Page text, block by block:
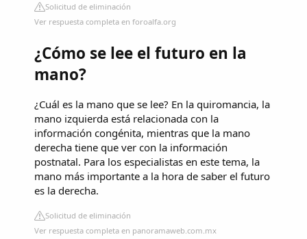
Solicitud de eliminación
Ver respuesta completa en foroalfa.org
¿Cómo se lee el futuro en la
mano?
¿Cuál es la mano que se lee? En la quiromancia, la
mano izquierda está relacionada con la
información congénita, mientras que la mano
derecha tiene que ver con la información
postnatal. Para los especialistas en este tema, la
mano más importante a la hora de saber el futuro
es la derecha.
Solicitud de eliminación
Ver respuesta completa en panoramaweb.com.mx